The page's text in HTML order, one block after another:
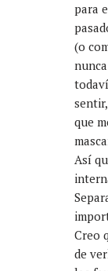
para
(o
que
Así
Creo
de